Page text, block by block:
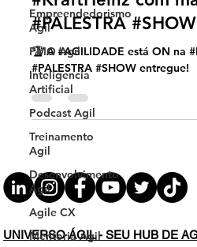
Empreendedorismo
Agil
PMO Agil
Inteligencia
Artificial
Podcast Agil
Treinamento
Agil
Desenvolvimento
Agil
Agile CX
Mentoria Agil
Palestra Agil
🏆 A #AGILIDADE
#KraftHeinz com
#PALESTRA
🏆 A #AGILIDADE está ON na